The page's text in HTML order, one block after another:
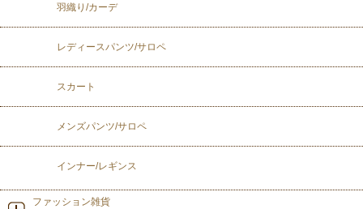
羽織り/カーデ
レディースパンツ/サロペ
スカート
メンズパンツ/サロペ
インナー/レギンス
ファッション雑貨